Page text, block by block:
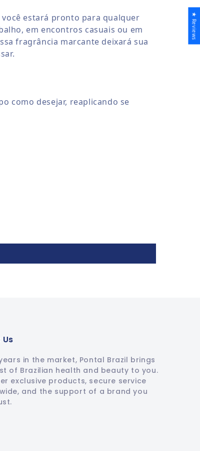
você estará pronto para qualquer
em encontros casuais ou em
fragrância marcante deixará sua
como desejar, reaplicando se
in the market, Pontal Brazil brings
of Brazilian health and beauty to you.
exclusive products, secure service
and the support of a brand you
★ Reviews